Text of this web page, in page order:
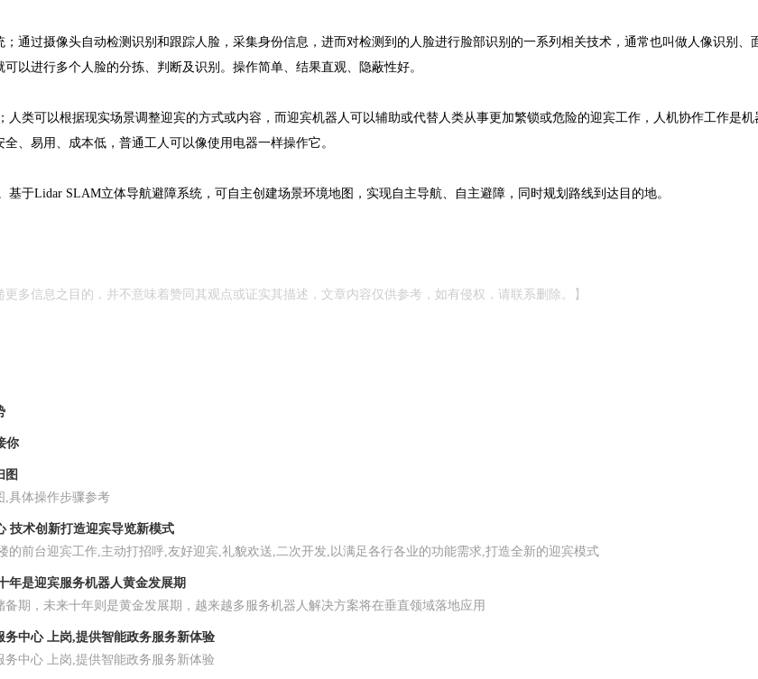
通过摄像头自动检测识别和跟踪人脸，采集身份信息，进而对检测到的人脸进行脸部识别的一系列相关技术，通常也叫做人像识别、
以进行多个人脸的分拣、判断及识别。操作简单、结果直观、隐蔽性好。
人类可以根据现实场景调整迎宾的方式或内容，而迎宾机器人可以辅助或代替人类从事更加繁锁或危险的迎宾工作，人机协作工作是机
、易用、成本低，普通工人可以像使用电器一样操作它。
基于Lidar SLAM立体导航避障系统，可自主创建场景环境地图，实现自主导航、自主避障，同时规划路线到达目的地。
更多信息之目的，并不意味着赞同其观点或证实其描述，文章内容仅供参考，如有侵权，请联系删除。】
你
图
,具体操作步骤参考
技术创新打造迎宾导览新模式
的前台迎宾工作,主动打招呼,友好迎宾,礼貌欢送,二次开发,以满足各行各业的功能需求,打造全新的迎宾模式
年是迎宾服务机器人黄金发展期
期，未来十年则是黄金发展期，越来越多服务机器人解决方案将在垂直领域落地应用
中心 上岗,提供智能政务服务新体验
中心 上岗,提供智能政务服务新体验